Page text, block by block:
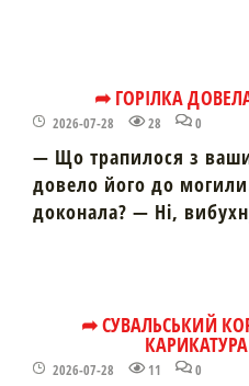
➦ ГОРІЛКА
2026-07-28 28 0
— Що трапилося з
довело його до
доконала? — Ні,
➦ СУВАЛЬСЬКИЙ
КАРИКАТУРА
2026-07-28 11 0